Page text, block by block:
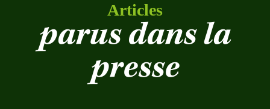
Articles
parus dans la
presse